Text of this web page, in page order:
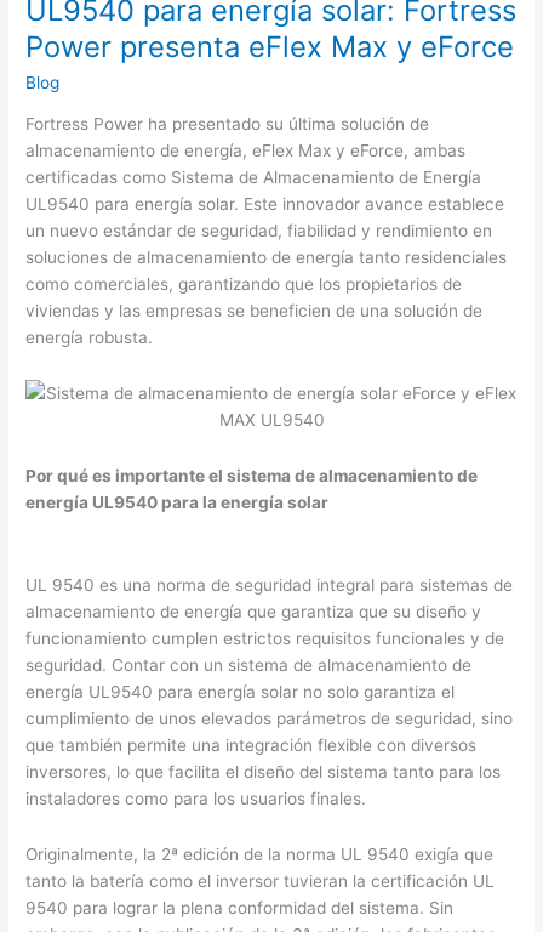
UL9540 para energía solar: Fortress
Power presenta eFlex Max y eForce
Blog
Fortress Power ha presentado su última solución de
almacenamiento de energía, eFlex Max y eForce, ambas
certificadas como Sistema de Almacenamiento de Energía
UL9540 para energía solar. Este innovador avance establece
un nuevo estándar de seguridad, fiabilidad y rendimiento en
soluciones de almacenamiento de energía tanto residenciales
como comerciales, garantizando que los propietarios de
viviendas y las empresas se beneficien de una solución de
energía robusta.
Por qué es importante el sistema de almacenamiento de
energía UL9540 para la energía solar
UL 9540 es una norma de seguridad integral para sistemas de
almacenamiento de energía que garantiza que su diseño y
funcionamiento cumplen estrictos requisitos funcionales y de
seguridad. Contar con un sistema de almacenamiento de
energía UL9540 para energía solar no solo garantiza el
cumplimiento de unos elevados parámetros de seguridad, sino
que también permite una integración flexible con diversos
inversores, lo que facilita el diseño del sistema tanto para los
instaladores como para los usuarios finales.
Originalmente, la 2ª edición de la norma UL 9540 exigía que
tanto la batería como el inversor tuvieran la certificación UL
9540 para lograr la plena conformidad del sistema. Sin